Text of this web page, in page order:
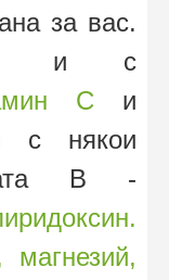
за вас.
и с
С и
с някои
В -
магнезий,